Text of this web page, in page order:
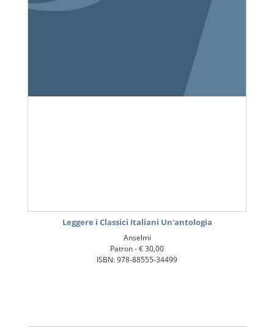
Leggere i Classici Italiani Un'antologia
Anselmi
Patron -€ 30,00
ISBN: 978-88555-34499